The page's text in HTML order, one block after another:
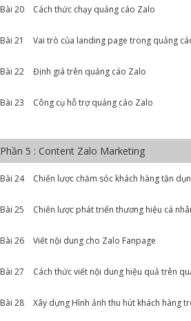
Bài 20 Cách thức chạy quảng cáo Zalo
Bài 21 Vai trò của landing page trong quảng
Bài 22 Định giá trên quảng cáo Zalo
Bài 23 Công cụ hỗ trợ quảng cáo Zalo
Phần 5 : Content Zalo Marketing
Bài 24 Chiến lược chăm sóc khách hàng tận
Bài 25 Chiến lược phát triển thương hiệu cá
Bài 26 Viết nội dung cho Zalo Fanpage
Bài 27 Cách thức viết nội dung hiệu quả trên
Bài 28 Xây dựng Hình ảnh thu hút khách hàng